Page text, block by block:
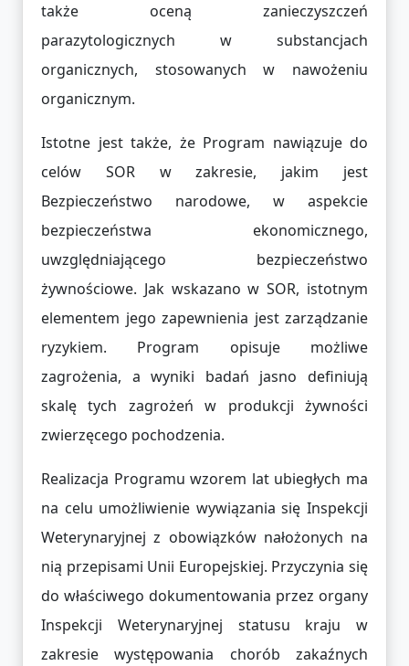
także oceną zanieczyszczeń
parazytologicznych w substancjach
organicznych, stosowanych w nawożeniu
organicznym.
Istotne jest także, że Program nawiązuje do
celów SOR w zakresie, jakim jest
Bezpieczeństwo narodowe, w aspekcie
bezpieczeństwa ekonomicznego,
uwzględniającego bezpieczeństwo
żywnościowe. Jak wskazano w SOR, istotnym
elementem jego zapewnienia jest zarządzanie
ryzykiem. Program opisuje możliwe
zagrożenia, a wyniki badań jasno definiują
skalę tych zagrożeń w produkcji żywności
zwierzęcego pochodzenia.
Realizacja Programu wzorem lat ubiegłych ma
na celu umożliwienie wywiązania się Inspekcji
Weterynaryjnej z obowiązków nałożonych na
nią przepisami Unii Europejskiej. Przyczynia się
do właściwego dokumentowania przez organy
Inspekcji Weterynaryjnej statusu kraju w
zakresie występowania chorób zakaźnych